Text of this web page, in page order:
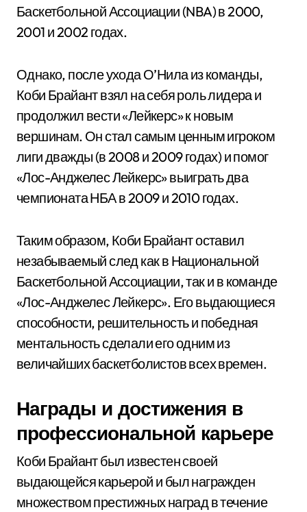
Баскетбольной Ассоциации (NBA) в 2000,
2001 и 2002 годах.
Однако, после ухода О’Нила из команды,
Коби Брайант взял на себя роль лидера и
продолжил вести «Лейкерс» к новым
вершинам. Он стал самым ценным игроком
лиги дважды (в 2008 и 2009 годах) и помог
«Лос-Анджелес Лейкерс» выиграть два
чемпионата НБА в 2009 и 2010 годах.
Таким образом, Коби Брайант оставил
незабываемый след как в Национальной
Баскетбольной Ассоциации, так и в команде
«Лос-Анджелес Лейкерс». Его выдающиеся
способности, решительность и победная
ментальность сделали его одним из
величайших баскетболистов всех времен.
Награды и достижения в
профессиональной карьере
Коби Брайант был известен своей
выдающейся карьерой и был награжден
множеством престижных наград в течение